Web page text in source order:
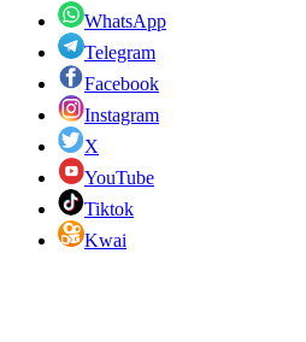
WhatsApp
Telegram
Facebook
Instagram
X
YouTube
Tiktok
Kwai